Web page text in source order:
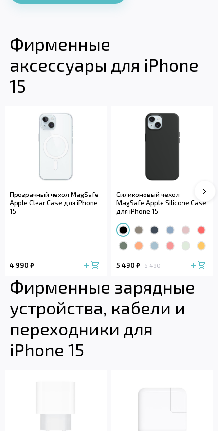
Фирменные
аксессуары для iPhone
15
Прозрачный чехол MagSafe
Apple Clear Case для iPhone
15
4 990 ₽
Силиконовый чехол
MagSafe Apple Silicone Case
для iPhone 15
5 490 ₽ 6 490
Фирменные зарядные
устройства, кабели и
переходники для
iPhone 15